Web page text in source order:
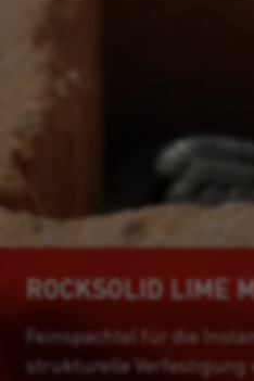
ROCKSOLID LIME
Feinspachtel für die
strukturelle Verfestigung